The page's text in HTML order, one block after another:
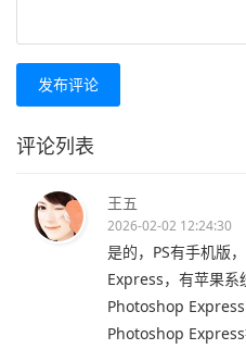
发布评论
评论列表
王五
2026-02-02 12:24:30
是的，PS有手机版
Express，有苹果系
Photoshop
Photoshop